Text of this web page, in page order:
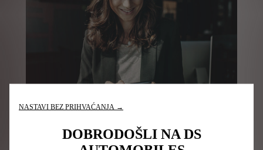
MyDS aplikacija
NASTAVI BEZ PRIHVAĆANJA →
DOBRODOŠLI NA DS